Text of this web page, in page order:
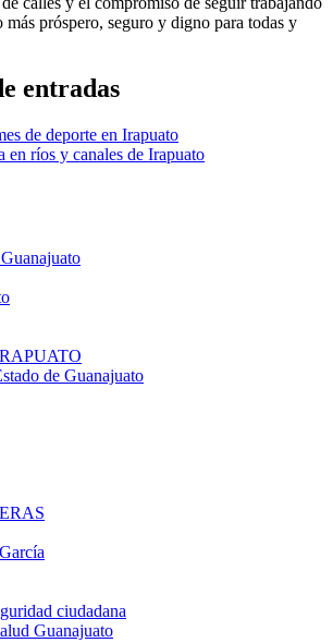
más próspero, seguro y digno para todas y
entradas
de deporte en Irapuato
en ríos y canales de Irapuato
de Guanajuato
ciudadana
Guanajuato